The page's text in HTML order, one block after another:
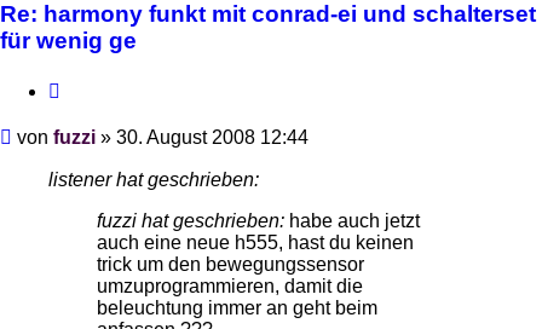
Re: harmony funkt mit conrad-ei und schalterset
für wenig ge
Beitrag
von fuzzi » 30. August 2008 12:44
listener hat geschrieben:
fuzzi hat geschrieben: habe auch jetzt
auch eine neue h555, hast du keinen
trick um den bewegungssensor
umzuprogrammieren, damit die
beleuchtung immer an geht beim